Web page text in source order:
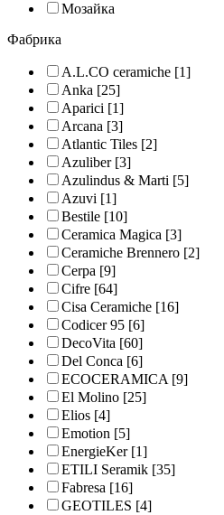
Мозайка
Фабрика
A.L.CO ceramiche [1]
Anka [25]
Aparici [1]
Arcana [3]
Atlantic Tiles [2]
Azuliber[3]
Azulindus & Marti [5]
Azuvi [1]
Bestile [10]
Ceramica Magica [3]
Ceramiche Brennero [2]
Cerpa [9]
Cifre [64]
Cisa Ceramiche [16]
Codicer 95 [6]
DecoVita [60]
Del Conca [6]
ECOCERAMICA[9]
El Molino [25]
Elios [4]
Emotion [5]
EnergieKer[1]
ETILI Seramik [35]
Fabresa [16]
GEOTILES [4]